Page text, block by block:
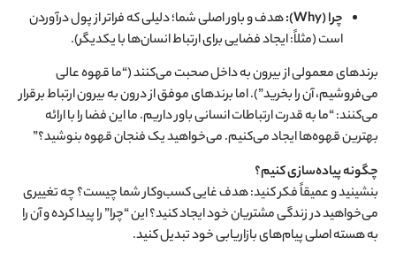
چرا (Why):
هدف و باور اصلی شما؛ دلیلی که فراتر از پول درآوردن
است (مثلاً: ایجاد فضایی برای ارتباط انسان‌ها با یکدیگر).
برندهای معمولی از بیرون به داخل صحبت می‌کنند (“ما قهوه عالی
می‌فروشیم، آن را بخرید”). اما برندهای موفق از درون به بیرون ارتباط برقرار
می‌کنند: “ما به قدرت ارتباطات انسانی باور داریم. ما این فضا را با ارائه
بهترین قهوه‌ها ایجاد می‌کنیم. می‌خواهید یک فنجان قهوه بنوشید؟”
چگونه پیاده‌سازی کنیم؟
بنشینید و عمیقاً فکر کنید: هدف غایی کسب‌وکار شما چیست؟ چه تغییری
می‌خواهید در زندگی مشتریان خود ایجاد کنید؟ این “چرا” را پیدا کرده و آن را
به هسته اصلی پیام‌های بازاریابی خود تبدیل کنید.